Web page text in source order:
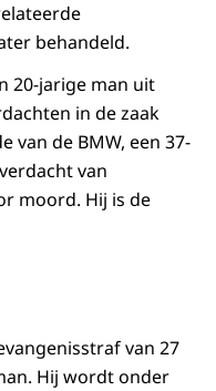
behandeld.
20-jarige man uit
in de zaak
van de BMW, een 37-
van
moord. Hij is de
van 27
Hij wordt onder